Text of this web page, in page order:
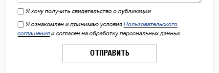
Я хочу получить свидетельство о публикации
Я ознакомлен и принимаю условия Пользовательского
соглашения и согласен на обработку персональных данных
ОТПРАВИТЬ